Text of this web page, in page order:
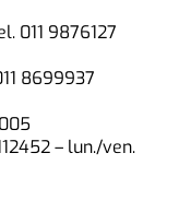
011 9876127
8699937
– lun./ven.